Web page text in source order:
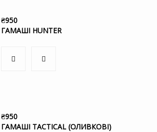
₴950
ГАМАШІ HUNTER
₴950
ГАМАШІ TACTICAL (ОЛИВКОВІ)